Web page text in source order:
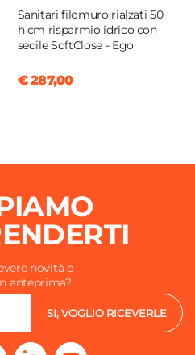
Sanitari filomuro rialzati 50
h cm risparmio idrico con
sedile SoftClose - Ego
€ 287,00
novità e
anteprima?
SI, VOGLIO RICEVERLE